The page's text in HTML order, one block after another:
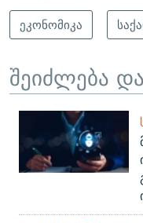
ეკონომიკა
შეიძლება